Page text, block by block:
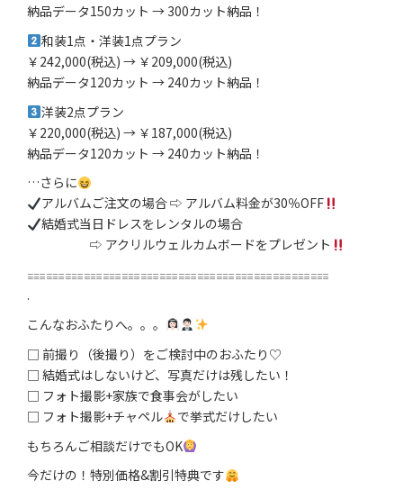
納品データ150カット → 300カット納品！
和装1点・洋装1点プラン
￥242,000(税込) → ￥209,000(税込)
納品データ120カット → 240カット納品！
洋装2点プラン
￥220,000(税込) → ￥187,000(税込)
納品データ120カット → 240カット納品！
…さらに
アルバムご注文の場合 ⇨ アルバム料金が30％OFF
結婚式当日ドレスをレンタルの場合
⇨ アクリルウェルカムボードをプレゼント
𓐌𓐌𓐌𓐌𓐌𓐌𓐌𓐌𓐌𓐌𓐌𓐌𓐌𓐌𓐌𓐌
.
こんなおふたりへ。。。
□ 前撮り（後撮り）をご検討中のおふたり♡
□ 結婚式はしないけど、写真だけは残したい！
□ フォト撮影+家族で食事会がしたい
□ フォト撮影+チャペル
で挙式だけしたい
もちろんご相談だけでもOK
今だけの！特別価格&割引特典です